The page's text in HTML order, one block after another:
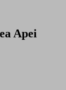
Apei